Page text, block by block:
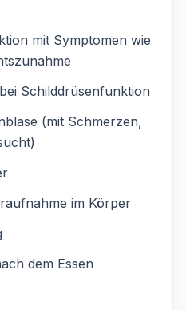
mit Symptomen wie
Schilddrüsenfunktion
(mit Schmerzen,
im Körper
dem Essen